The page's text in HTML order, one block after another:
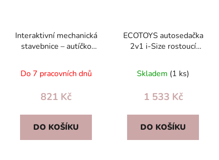
Interaktivní mechanická
stavebnice – autíčko
rozebíratelným
motorem 3+
Do 7 pracovních dnů
821 Kč
DO KOŠÍKU
ECOTOYS autosedačka
2v1 i-Size rostoucí
nastavitelná s držákem
Skladem (1 ks)
1 533 Kč
DO KOŠÍKU